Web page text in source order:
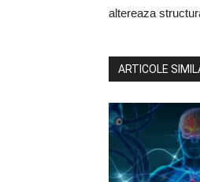
altereaza
ARTICOLE